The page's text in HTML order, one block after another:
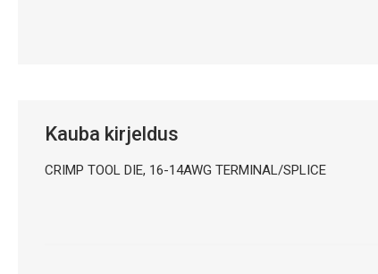
Kauba kirjeldus
CRIMP TOOL DIE, 16-14AWG TERMINAL/SPLICE